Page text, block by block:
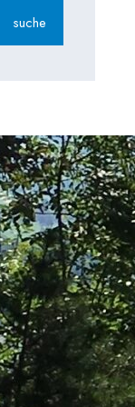
suche